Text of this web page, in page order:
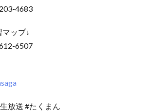
4683
ップ↓
6507
放送 #たくまん